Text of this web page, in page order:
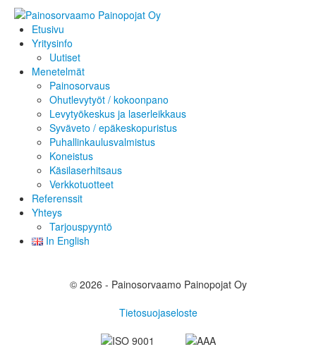
Etusivu
Yritysinfo
Uutiset
Menetelmät
Painosorvaus
Ohutlevytyöt / kokoonpano
Levytyökeskus ja laserleikkaus
Syväveto / epäkeskopuristus
Puhallinkaulusvalmistus
Koneistus
Käsilaserhitsaus
Verkkotuotteet
Referenssit
Yhteys
Tarjouspyyntö
In English
© 2026 - Painosorvaamo Painopojat Oy
Tietosuojaseloste